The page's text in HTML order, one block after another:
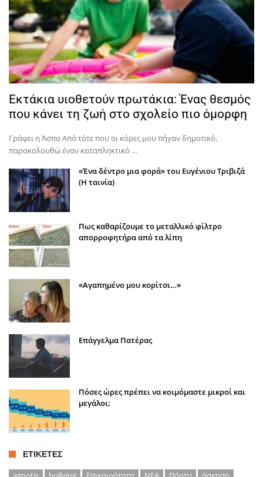
Εκτάκια υιοθετούν πρωτάκια: Ένας θεσμός
που κάνει τη ζωή στο σχολείο πιο όμορφη
Γράφει η Άσπα Από τότε που οι κόρες μου πήγαν δημοτικό,
παρακολουθώ έναν καταπληκτικό …
«Ένα δέντρο μια φορά» του Ευγένιου Τριβιζά
(Η ταινία)
Πως καθαρίζουμε το μεταλλικό φίλτρο
απορροφητήρα από τα λίπη
«Αγαπημένο μου κορίτσι…»
Επάγγελμα Πατέρας
Πόσες ώρες πρέπει να κοιμόμαστε μικροί και
μεγάλοι;
ΕΤΙΚΈΤΕΣ